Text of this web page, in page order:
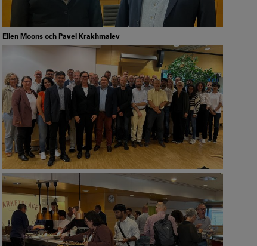
Ellen Moons och Pavel Krakhmalev